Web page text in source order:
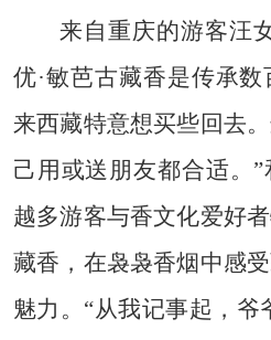
来自重庆的游客汪
优·敏芭古藏香是传承
来西藏特意想买些回去
己用或送朋友都合适。
越多游客与香文化爱好
藏香，在袅袅香烟中感
魅力。“从我记事起，爷